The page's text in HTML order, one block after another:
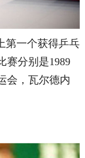
第一个获得乒乓
赛分别是1989
会，瓦尔德内